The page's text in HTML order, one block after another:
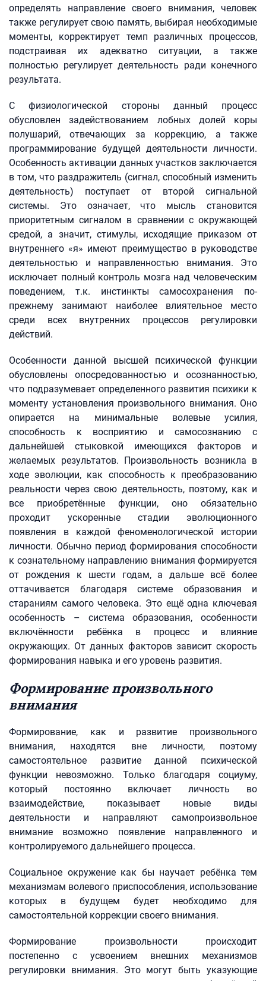
определять направление своего внимания, человек
также регулирует свою память, выбирая необходимые
моменты, корректирует темп различных процессов,
подстраивая их адекватно ситуации, а также
полностью регулирует деятельность ради конечного
результата.
С физиологической стороны данный процесс
обусловлен задействованием лобных долей коры
полушарий, отвечающих за коррекцию, а также
программирование будущей деятельности личности.
Особенность активации данных участков заключается
в том, что раздражитель (сигнал, способный изменить
деятельность) поступает от второй сигнальной
системы. Это означает, что мысль становится
приоритетным сигналом в сравнении с окружающей
средой, а значит, стимулы, исходящие приказом от
внутреннего «я» имеют преимущество в руководстве
деятельностью и направленностью внимания. Это
исключает полный контроль мозга над человеческим
поведением, т.к. инстинкты самосохранения по-
прежнему занимают наиболее влиятельное место
среди всех внутренних процессов регулировки
действий.
Особенности данной высшей психической функции
обусловлены опосредованностью и осознанностью,
что подразумевает определенного развития психики к
моменту установления произвольного внимания. Оно
опирается на минимальные волевые усилия,
способность к восприятию и самосознанию с
дальнейшей стыковкой имеющихся факторов и
желаемых результатов. Произвольность возникла в
ходе эволюции, как способность к преобразованию
реальности через свою деятельность, поэтому, как и
все приобретённые функции, оно обязательно
проходит ускоренные стадии эволюционного
появления в каждой феноменологической истории
личности. Обычно период формирования способности
к сознательному направлению внимания формируется
от рождения к шести годам, а дальше всё более
оттачивается благодаря системе образования и
стараниям самого человека. Это ещё одна ключевая
особенность – система образования, особенности
включённости ребёнка в процесс и влияние
окружающих. От данных факторов зависит скорость
формирования навыка и его уровень развития.
Формирование произвольного
внимания
Формирование, как и развитие произвольного
внимания, находятся вне личности, поэтому
самостоятельное развитие данной психической
функции невозможно. Только благодаря социуму,
который постоянно включает личность во
взаимодействие, показывает новые виды
деятельности и направляют самопроизвольное
внимание возможно появление направленного и
контролируемого дальнейшего процесса.
Социальное окружение как бы научает ребёнка тем
механизмам волевого приспособления, использование
которых в будущем будет необходимо для
самостоятельной коррекции своего внимания.
Формирование произвольности происходит
постепенно с усвоением внешних механизмов
регулировки внимания. Это могут быть указующие